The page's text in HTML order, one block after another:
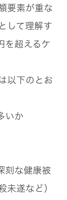
要素が重な
して理解す
を超えるケ
以下のとお
いか
刻な健康被
未遂など）